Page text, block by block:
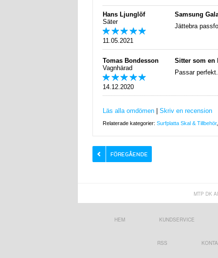
Hans Ljunglöf
Säter
11.05.2021
Samsung
Jättebra
Tomas Bondesson
Vagnhärad
14.12.2020
Sitter som en
Passar
Läs alla omdömen Skriv en recension
Relaterade kategorier: Surfplatta Skal & Tillbehör
MTP DK
HEM KUNDSERVICE
RSS